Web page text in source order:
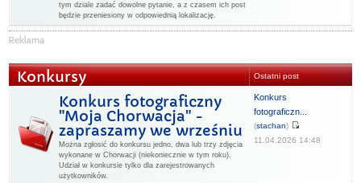
tym dziale zadać dowolne pytanie, a z czasem ich post
będzie przeniesiony w odpowiednią lokalizację.
Konkursy Ostatni post
Konkurs fotograficzny
"Moja Chorwacja" -
zapraszamy we wrześniu
Można zgłosić do konkursu jedno, dwa lub trzy zdjęcia
wykonane w Chorwacji (niekoniecznie w tym roku).
Udział w konkursie tylko dla zarejestrowanych
użytkowników.
Konkurs
fotograficzn...
(stachan)
11.04.2026 14:48